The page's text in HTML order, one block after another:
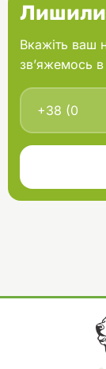
Вкажіть ваш
зв’яжемось